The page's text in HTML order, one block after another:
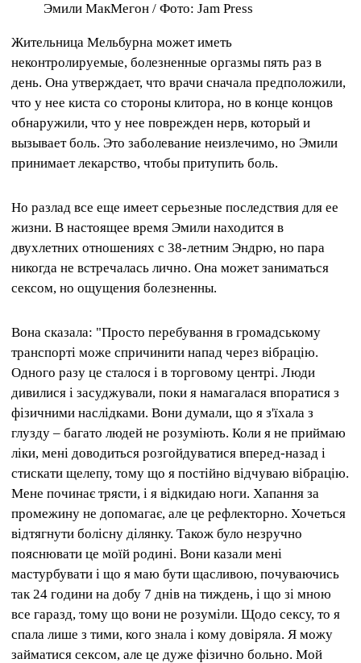
Эмили МакМегон / Фото: Jam Press
Жительница Мельбурна может иметь
неконтролируемые, болезненные оргазмы пять раз в
день. Она утверждает, что врачи сначала предположили,
что у нее киста со стороны клитора, но в конце концов
обнаружили, что у нее поврежден нерв, который и
вызывает боль. Это заболевание неизлечимо, но Эмили
принимает лекарство, чтобы притупить боль.
Но разлад все еще имеет серьезные последствия для ее
жизни. В настоящее время Эмили находится в
двухлетних отношениях с 38-летним Эндрю, но пара
никогда не встречалась лично. Она может заниматься
сексом, но ощущения болезненны.
Вона сказала: "Просто перебування в громадському
транспорті може спричинити напад через вібрацію.
Одного разу це сталося і в торговому центрі. Люди
дивилися і засуджували, поки я намагалася впоратися з
фізичними наслідками. Вони думали, що я з'їхала з
глузду – багато людей не розуміють. Коли я не приймаю
ліки, мені доводиться розгойдуватися вперед-назад і
стискати щелепу, тому що я постійно відчуваю вібрацію.
Мене починає трясти, і я відкидаю ноги. Хапання за
промежину не допомагає, але це рефлекторно. Хочеться
відтягнути болісну ділянку. Також було незручно
пояснювати це моїй родині. Вони казали мені
мастурбувати і що я маю бути щасливою, почуваючись
так 24 години на добу 7 днів на тиждень, і що зі мною
все гаразд, тому що вони не розуміли. Щодо сексу, то я
спала лише з тими, кого знала і кому довіряла. Я можу
займатися сексом, але це дуже фізично больно. Мой